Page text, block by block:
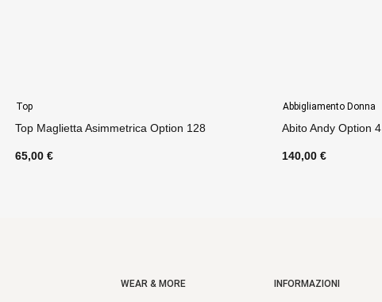
Top
Top Maglietta Asimmetrica Option 128
65,00 €
Abbigliamento Donna
Abito Andy Option 4
140,00 €
WEAR & MORE INFORMAZIONI